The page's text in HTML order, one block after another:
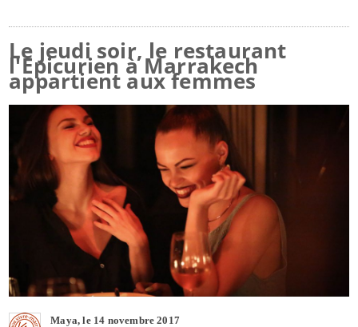
Le jeudi soir, le restaurant
l'Epicurien à Marrakech
appartient aux femmes
Maya, le 14 novembre 2017